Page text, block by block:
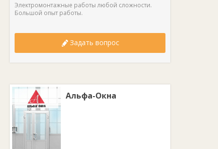
Электромонтажные работы любой сложности.
Большой опыт работы.
Задать вопрос
Альфа-Окна